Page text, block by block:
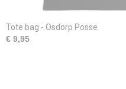
Tote bag - Osdorp Posse
€ 9,95